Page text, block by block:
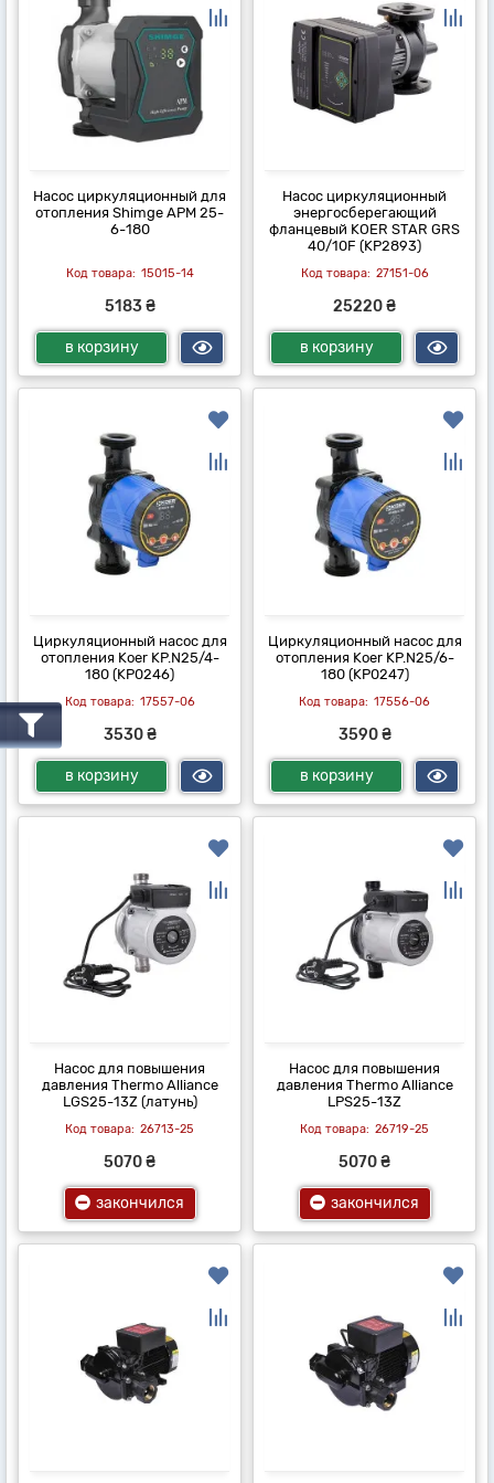
Насос циркуляционный для
отопления Shimge APM 25-
6-180
15015-14
5183 ₴
в корзину
Насос циркуляционный
энергосберегающий
фланцевый KOER STAR GRS
40/10F (KP2893)
27151-06
25220 ₴
в корзину
Циркуляционный насос для
отопления Koer KP.N25/4-
180 (KP0246)
17557-06
3530 ₴
в корзину
Циркуляционный насос для
отопления Koer KP.N25/6-
180 (KP0247)
17556-06
3590 ₴
в корзину
Насос для повышения
давления Thermo Alliance
LGS25-13Z (латунь)
26713-25
5070 ₴
закончился
Насос для повышения
давления Thermo Alliance
LPS25-13Z
26719-25
5070 ₴
закончился